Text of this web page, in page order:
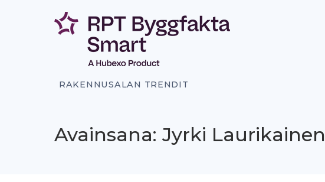
RAKENNUSALAN TRENDIT
Avainsana: Jyrki Laurikainen